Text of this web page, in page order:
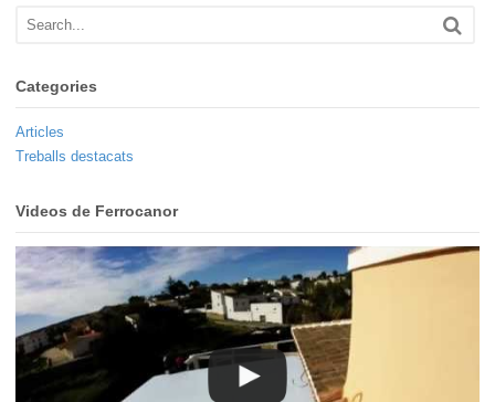
Categories
Articles
Treballs destacats
Videos de Ferrocanor